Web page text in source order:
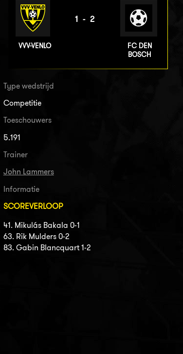
VVV-VENLO
1-2
FC DEN
BOSCH
Type wedstrijd
Competitie
Toeschouwers
5.191
Trainer
John Lammers
Informatie
SCOREVERLOOP
41. Mikulás Bakala 0-1
63. Rik Mulders 0-2
83. Gabin Blancquart 1-2